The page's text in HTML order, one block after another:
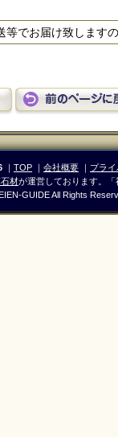
等でお届け致します
｜ TOP ｜ 会社概要 ｜ プラ
材が運営しております。
GUIDE All Rights